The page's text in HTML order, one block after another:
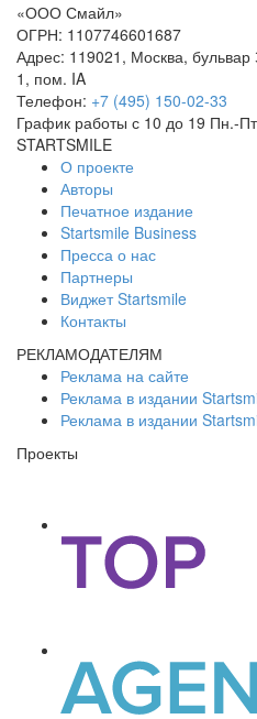
«ООО Смайл»
ОГРН: 1107746601687
Адрес: 119021 , Москва, бульвар
1, пом. IA
Телефон: +7 (495) 150-02-33
График работы с 10 до 19 Пн.-
STARTSMILE
О проекте
Авторы
Печатное издание
Startsmile Business
Пресса о нас
Партнеры
Виджет Startsmile
Контакты
РЕКЛАМОДАТЕЛЯМ
Реклама на сайте
Реклама в издании
Реклама в издании
Проекты